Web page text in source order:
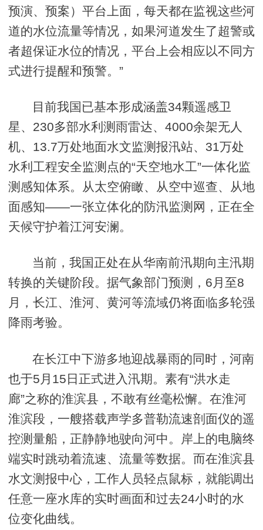
预演、预案）平台上面，每天都在监视这些河
道的水位流量等情况，如果河道发生了超警或
者超保证水位的情况，平台上会相应以不同方
式进行提醒和预警。”
目前我国已基本形成涵盖34颗遥感卫
星、230多部水利测雨雷达、4000余架无人
机、13.7万处地面水文监测报汛站、31万处
水利工程安全监测点的“天空地水工”一体化监
测感知体系。从太空俯瞰、从空中巡查、从地
面感知——一张立体化的防汛监测网，正在全
天候守护着江河安澜。
当前，我国正处在从华南前汛期向主汛期
转换的关键阶段。据气象部门预测，6月至8
月，长江、淮河、黄河等流域仍将面临多轮强
降雨考验。
在长江中下游多地迎战暴雨的同时，河南
也于5月15日正式进入汛期。素有“洪水走
廊”之称的淮滨县，不敢有丝毫松懈。在淮河
淮滨段，一艘搭载声学多普勒流速剖面仪的遥
控测量船，正静静地驶向河中。岸上的电脑终
端实时跳动着流速、流量等数据。而在淮滨县
水文测报中心，工作人员轻点鼠标，就能调出
任意一座水库的实时画面和过去24小时的水
位变化曲线。